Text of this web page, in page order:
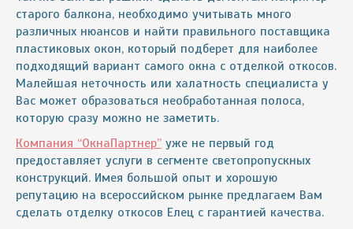
старого балкона, необходимо учитывать много
различных нюансов и найти правильного поставщика
пластиковых окон, который подберет для наиболее
подходящий вариант самого окна с отделкой откосов.
Малейшая неточность или халатность специалиста у
Вас может образоваться необработанная полоса,
которую сразу можно не заметить.
Компания “ОкнаПартнер” уже не первый год
предоставляет услуги в сегменте светопропускных
конструкций. Имея большой опыт и хорошую
репутацию на всероссийском рынке предлагаем Вам
сделать отделку откосов Елец с гарантией качества.